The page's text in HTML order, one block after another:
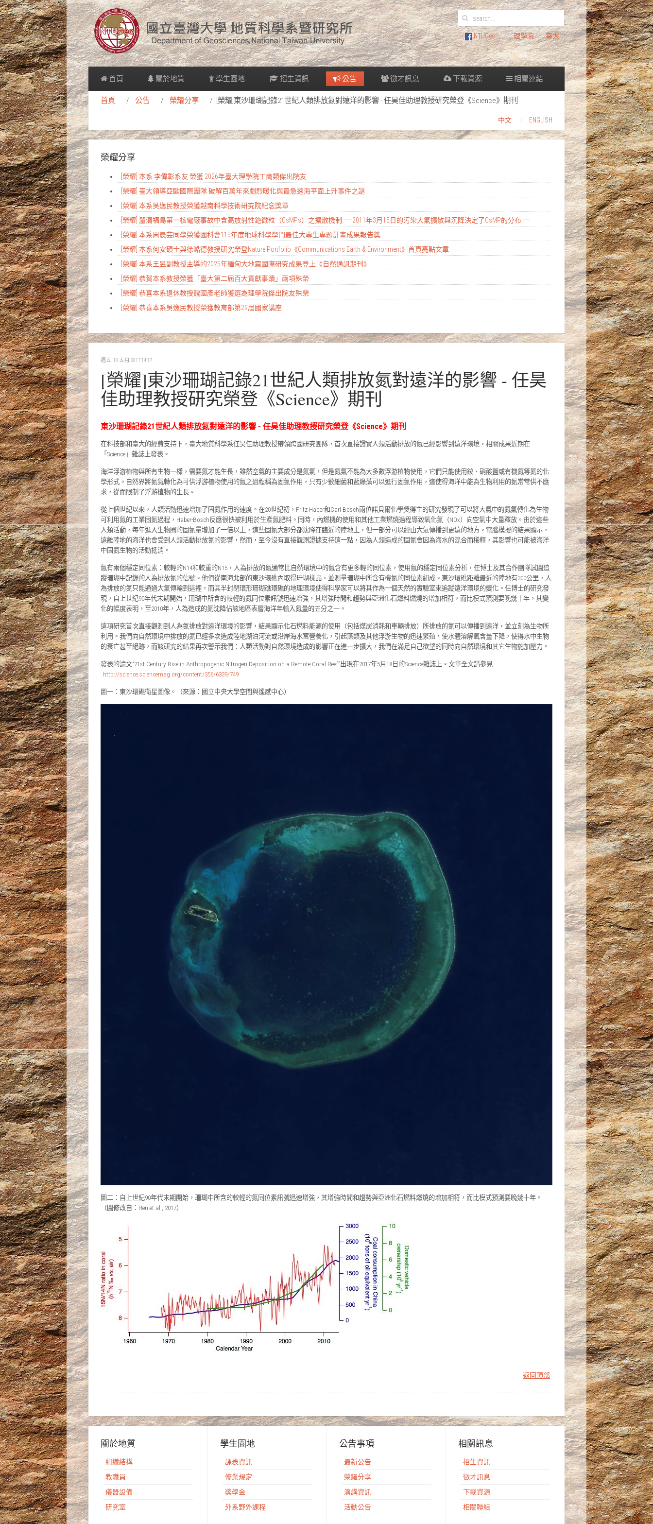
NTUGeo 理學院 臺大
首頁 關於地質 學生園地 招生資訊 公告 徵才訊息 下載資源 相關連結
首頁 公告 榮耀分享 [榮耀]東沙珊瑚記錄21世紀人類排放氮對遠洋的影響 - 任昊佳助理教授研究榮登《Science》期刊
中文 ENGLISH
榮耀分享
[榮耀] 本系 李偉彰系友 榮獲 2026年臺大理學院工商類傑出院友
[榮耀] 臺大領導亞歐國際團隊 破解百萬年來劇烈暖化與最急速海平面上升事件之謎
[榮耀] 本系吳逸民教授榮獲越南科學技術研究院紀念獎章
[榮耀] 釐清福島第一核電廠事故中含高放射性銫微粒（CsMPs）之擴散機制 ——2011年3月15日的污染大氣擴散與沉降決定了CsMP的分布——
[榮耀] 本系周晨芸同學榮獲國科會115年度地球科學學門最佳大專生專題計畫成果報告獎
[榮耀] 本系何安碩士與徐澔德教授研究榮登Nature Portfolio《Communications Earth & Environment》首頁亮點文章
[榮耀] 本系王昱副教授主導的2025年緬甸大地震國際研究成果登上《自然通訊期刊》
[榮耀] 恭賀本系教授榮獲「臺大第二屆百大貢獻事蹟」兩項殊榮
[榮耀] 恭喜本系退休教授魏國彥老師獲選為理學院傑出院友殊榮
[榮耀] 恭喜本系吳逸民教授榮獲教育部第29屆國家講座
週五, 19 五月 2017 14:17
[榮耀]東沙珊瑚記錄21世紀人類排放氮對遠洋的影響 - 任昊
佳助理教授研究榮登《Science》期刊
東沙珊瑚記錄21世紀人類排放氮對遠洋的影響 - 任昊佳助理教授研究榮登《Science》期刊
在科技部和臺大的經費支持下，臺大地質科學系任昊佳助理教授帶領跨國研究團隊，首次直接證實人類活動排放的氮已經影響到遠洋環境，相關成果近期在
「Science」雜誌上發表。
海洋浮游植物與所有生物一樣，需要氮才能生長，雖然空氣的主要成分是氮氣，但是氮氣不能為大多數浮游植物使用，它們只能使用銨、硝酸鹽或有機氮等氮的化
學形式。自然界將氮氣轉化為可供浮游植物使用的氮之過程稱為固氮作用，只有少數細菌和藍綠藻可以進行固氮作用，這使得海洋中能為生物利用的氮常常供不應
求，從而限制了浮游植物的生長。
從上個世紀以來，人類活動迅速增加了固氮作用的速度。在20世紀初，Fritz Haber和Carl Bosch兩位諾貝爾化學獎得主的研究發現了可以將大氣中的氮氣轉化為生物
可利用氮的工業固氮過程，Haber-Bosch反應很快被利用於生產氮肥料。同時，內燃機的使用和其他工業燃燒過程導致氧化氮（NOx）向空氣中大量釋放。由於這些
人類活動，每年進入生物圈的固氮量增加了一倍以上，這些固氮大部分都沈降在臨近的陸地上，但一部分可以經由大氣傳播到更遠的地方。電腦模擬的結果顯示，
遠離陸地的海洋也會受到人類活動排放氮的影響，然而，至今沒有直接觀測證據支持這一點，因為人類造成的固氮會因為海水的混合而稀釋，其影響也可能被海洋
中固氮生物的活動抵消。
氮有兩個穩定同位素：較輕的N14和較重的N15，人為排放的氮通常比自然環境中的氮含有更多輕的同位素，使用氮的穩定同位素分析，任博士及其合作團隊試圖追
蹤珊瑚中記錄的人為排放氮的信號。他們從南海北部的東沙環礁內取得珊瑚樣品，並測量珊瑚中所含有機氮的同位素組成。東沙環礁距離最近的陸地有300公里，人
為排放的氮只能通過大氣傳輸到這裡，而其半封閉環形珊瑚礁環礁的地理環境使得科學家可以將其作為一個天然的實驗室來追蹤遠洋環境的變化。任博士的研究發
現，自上世紀90年代末期開始，珊瑚中所含的較輕的氮同位素訊號迅速增強，其增強時間和趨勢與亞洲化石燃料燃燒的增加相符，而比模式預測要晚幾十年，其變
化的幅度表明，至2010年，人為造成的氮沈降佔該地區表層海洋年輸入氮量的五分之一。
這項研究首次直接觀測到人為氮排放對遠洋環境的影響，結果顯示化石燃料能源的使用（包括煤炭消耗和車輛排放）所排放的氮可以傳播到遠洋，並立刻為生物所
利用。我們向自然環境中排放的氮已經多次造成陸地湖泊河流或沿岸海水富營養化，引起藻類及其他浮游生物的迅速繁殖，使水體溶解氧含量下降，使得水中生物
的衰亡甚至絕跡，而該研究的結果再次警示我們：人類活動對自然環境造成的影響正在進一步擴大，我們在滿足自己欲望的同時向自然環境和其它生物施加壓力。
發表的論文“21st Century Rise in Anthropogenic Nitrogen Deposition on a Remote Coral Reef”出現在2017年5月18日的Science雜誌上。文章全文請參見
http://science.sciencemag.org/content/356/6339/749
圖一：東沙環礁衛星圖像。（來源：國立中央大學空間與遙感中心）
圖二：自上世紀90年代末期開始，珊瑚中所含的較輕的氮同位素訊號迅速增強，其增強時間和趨勢與亞洲化石燃料燃燒的增加相符，而比模式預測要晚幾十年。
（圖修改自：Ren et al., 2017）
返回頂部
關於地質
組織結構
教職員
儀器設備
研究室
學生園地
課表資訊
修業規定
獎學金
外系野外課程
公告事項
最新公告
榮耀分享
演講資訊
活動公告
相關訊息
招生資訊
徵才訊息
下載資源
相關聯結